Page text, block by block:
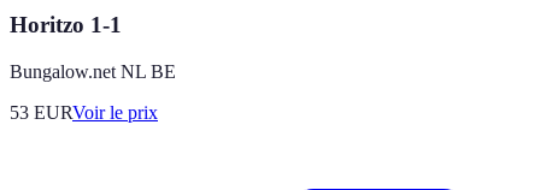
Horitzo 1-1
Bungalow.net NL BE
53 EURVoir le prix